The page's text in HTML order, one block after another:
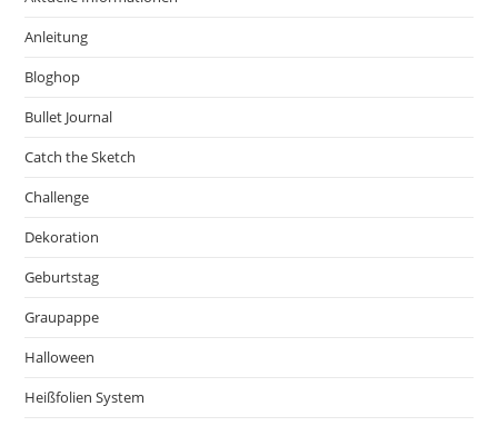
Anleitung
Bloghop
Bullet Journal
Catch the Sketch
Challenge
Dekoration
Geburtstag
Graupappe
Halloween
Heißfolien System